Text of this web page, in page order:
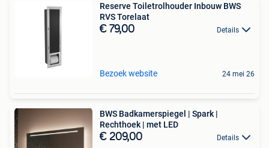
Reserve Toiletrolhouder Inbouw BWS
RVS Torelaat
€ 79,00 Details
Bezoek website 24 mei 26
BWS Badkamerspiegel | Spark |
Rechthoek | met LED
€ 209,00 Details